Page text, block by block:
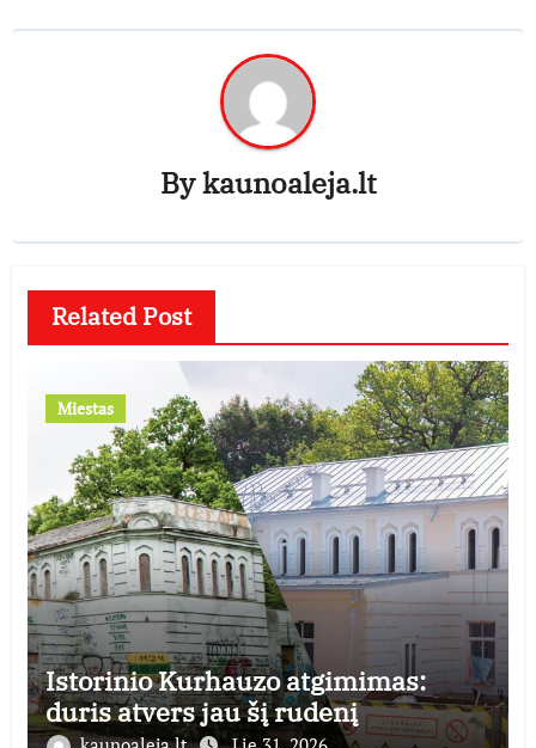
Bykaunoaleja.lt
Related Post
Miestas
Istorinio Kurhauzo atgimimas:
duris atvers jau šį rudenį